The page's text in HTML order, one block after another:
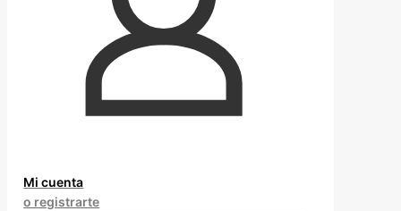
Mi cuenta
o registrarte